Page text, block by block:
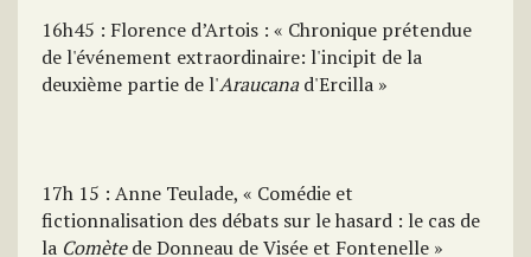
16h45 : Florence d’Artois : « Chronique prétendue
de l'événement extraordinaire: l'incipit de la
deuxième partie de l'Araucanad'Ercilla »
17h 15 : Anne Teulade, « Comédie et
fictionnalisation des débats sur le hasard : le cas de
la Comètede Donneau de Visée et Fontenelle »